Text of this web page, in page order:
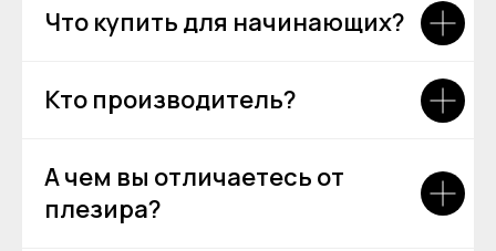
Что купить для начинающих?
Кто производитель?
А чем вы отличаетесь от
плезира?